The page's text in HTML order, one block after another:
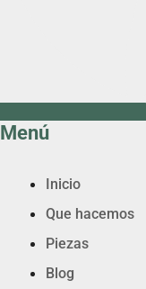
Menú
Inicio
Que hacemos
Piezas
Blog